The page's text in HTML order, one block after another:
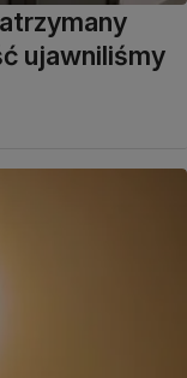
ujawniliśmy